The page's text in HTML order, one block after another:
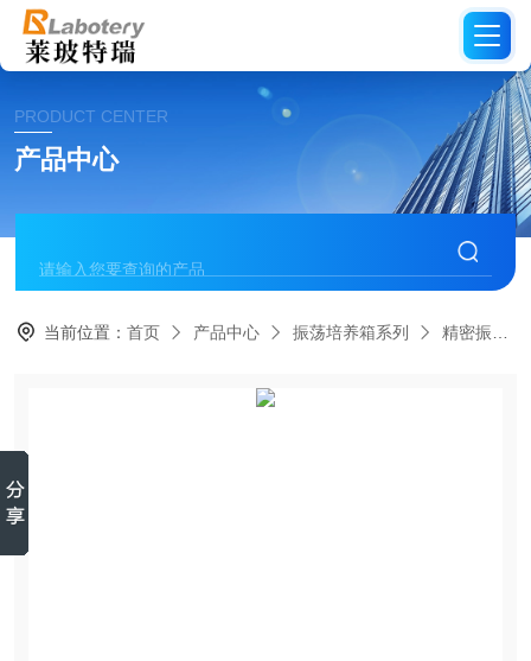
PRODUCT CENTER
产品中心
当前位置：首页 产品中心 振荡培养箱系列 精密振荡培养箱系列